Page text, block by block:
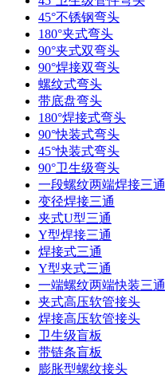
45°不锈钢弯头
180°夹式弯头
90°夹式双弯头
90°焊接双弯头
螺纹式弯头
带底盘弯头
180°焊接式弯头
90°快装式弯头
45°快装式弯头
90°卫生级弯头
一段螺纹两端焊接三通
变径焊接三通
夹式U型三通
Y型焊接三通
焊接式三通
Y型夹式三通
一端螺纹两端快装三通
夹式高压软管接头
焊接高压软管接头
卫生级盲板
带链条盲板
膨胀型螺纹接头